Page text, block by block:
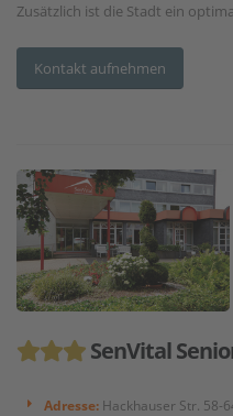
Zusätzlich ist die Stadt ein
Kontakt aufnehmen
SenVital
Adresse: Hackhauser Str. 58-